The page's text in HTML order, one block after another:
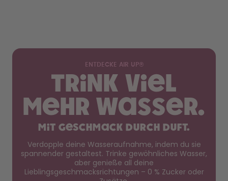
ENTDECKE AIR UP®
Trink viel
mehr Wasser.
mit Geschmack durch Duft.
Verdopple deine Wasseraufnahme, indem du sie
spannender gestaltest. Trinke gewöhnliches Wasser,
aber genieße all deine
Lieblingsgeschmacksrichtungen – 0 % Zucker oder